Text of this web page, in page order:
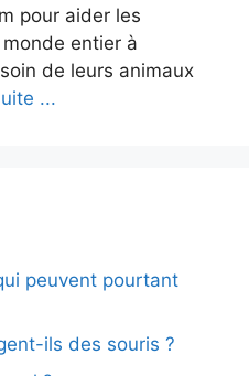
pour aider les
entier à
de leurs animaux
...
peuvent pourtant
ils des souris ?